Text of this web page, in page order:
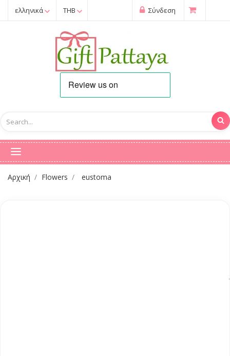
ελληνικά THB Σύνδεση
Αρχική Flowers eustoma